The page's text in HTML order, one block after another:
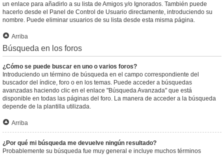
un enlace para añadirlo a su lista de Amigos y/o Ignorados. También puede
hacerlo desde el Panel de Control de Usuario directamente, introduciendo su
nombre. Puede eliminar usuarios de su lista desde esta misma página.
Arriba
Búsqueda en los foros
¿Cómo se puede buscar en uno o varios foros?
Introduciendo un término de búsqueda en el campo correspondiente del
buscador del índice, foro o en los temas. Puede acceder a búsquedas
avanzadas haciendo clic en el enlace "Búsqueda Avanzada" que está
disponible en todas las páginas del foro. La manera de acceder a la búsqueda
depende de la plantilla utilizada.
Arriba
¿Por qué mi búsqueda me devuelve ningún resultado?
Probablemente su búsqueda fue muy general e incluye muchos términos